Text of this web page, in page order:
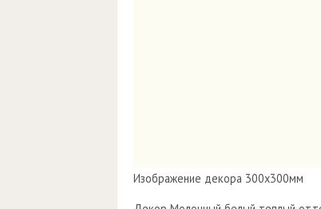
Изображение декора 300х300мм